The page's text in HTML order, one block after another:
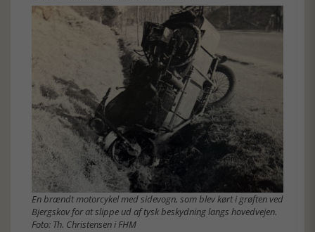
En brændt motorcykel med sidevogn, som blev kørt i grøften ved
Bjergskov for at slippe ud af tysk beskydning langs hovedvejen.
Foto: Th. Christensen i FHM